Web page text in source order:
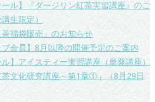
ル】『ダージリン紅茶実習講座』のご
生限定）
福袋販売」のお知らせ
ブ会員】8月以降の開催予定のご案内
】アイスティー実習講座（単発講座）
文化研究講座～第1章①」（8月29日